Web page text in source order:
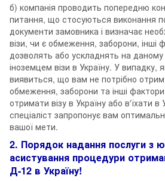
б) компанія проводить попередню
питання, що стосуються виконання
документи замовника і визначає
візи, чи є обмеження, заборони, інші
дозволять або ускладнять на
іноземцем візи в Україну. У випадку,
виявиться, що вам не потрібно
обмеження, заборони та інші
отримати візу в Україну або в'їхати в
спеціаліст запропонує вам
вашої мети.
2. Порядок надання послуги з
асистування процедури
Д-12 в Україну!